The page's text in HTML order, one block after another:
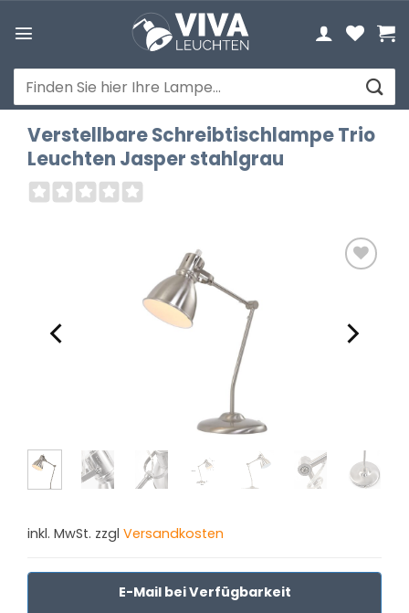
Inhalt
Suchen
nach:
Verstellbare Schreibtischlampe Trio
Leuchten Jasper stahlgrau
inkl. MwSt. zzgl Versandkosten
E-Mail bei Verfügbarkeit